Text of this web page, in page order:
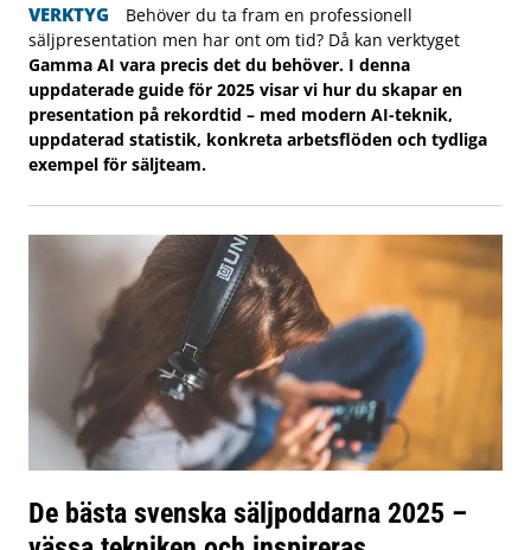
VERKTYG
Behöver du ta fram en professionell
säljpresentation men har ont om tid? Då kan verktyget
Gamma AI vara precis det du behöver. I denna
uppdaterade guide för 2025 visar vi hur du skapar en
presentation på rekordtid – med modern AI-teknik,
uppdaterad statistik, konkreta arbetsflöden och tydliga
exempel för säljteam.
De bästa svenska säljpoddarna 2025 –